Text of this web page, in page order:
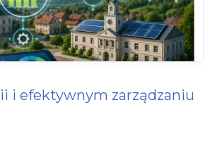
i efektywnym zarządzaniu